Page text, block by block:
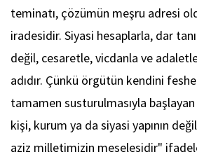
teminatı, çözümün meşru adresi
iradesidir. Siyasi hesaplarla, dar
değil, cesaretle, vicdanla ve
adıdır. Çünkü örgütün kendini
tamamen susturulmasıyla
kişi, kurum ya da siyasi yapının
aziz milletimizin meselesidir"